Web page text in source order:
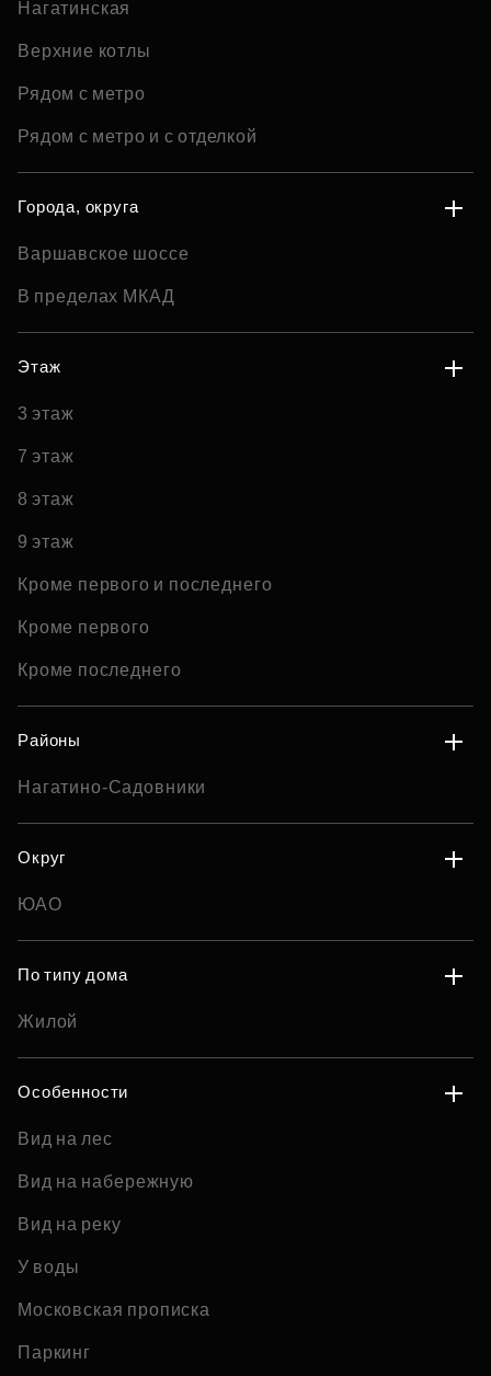
Нагатинская
Верхние котлы
Рядом с метро
Рядом с метро и с отделкой
Города, округа
Варшавское шоссе
В пределах МКАД
Этаж
3 этаж
7 этаж
8 этаж
9 этаж
Кроме первого и последнего
Кроме первого
Кроме последнего
Районы
Нагатино-Садовники
Округ
ЮАО
По типу дома
Жилой
Особенности
Вид на лес
Вид на набережную
Вид на реку
У воды
Московская прописка
Паркинг